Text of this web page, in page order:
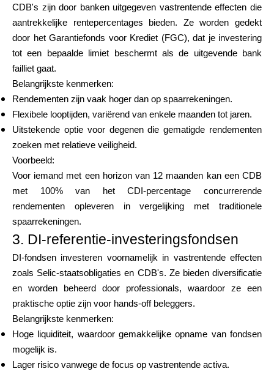
CDB's zijn door banken uitgegeven vastrentende effecten die
aantrekkelijke rentepercentages bieden. Ze worden gedekt
door het Garantiefonds voor Krediet (FGC), dat je investering
tot een bepaalde limiet beschermt als de uitgevende bank
failliet gaat.
Belangrijkste kenmerken:
Rendementen zijn vaak hoger dan op spaarrekeningen.
Flexibele looptijden, variërend van enkele maanden tot jaren.
Uitstekende optie voor degenen die gematigde rendementen
zoeken met relatieve veiligheid.
Voorbeeld:
Voor iemand met een horizon van 12 maanden kan een CDB
met 100% van het CDI-percentage concurrerende
rendementen opleveren in vergelijking met traditionele
spaarrekeningen.
3. DI-referentie-investeringsfondsen
DI-fondsen investeren voornamelijk in vastrentende effecten
zoals Selic-staatsobligaties en CDB's. Ze bieden diversificatie
en worden beheerd door professionals, waardoor ze een
praktische optie zijn voor hands-off beleggers.
Belangrijkste kenmerken:
Hoge liquiditeit, waardoor gemakkelijke opname van fondsen
mogelijk is.
Lager risico vanwege de focus op vastrentende activa.